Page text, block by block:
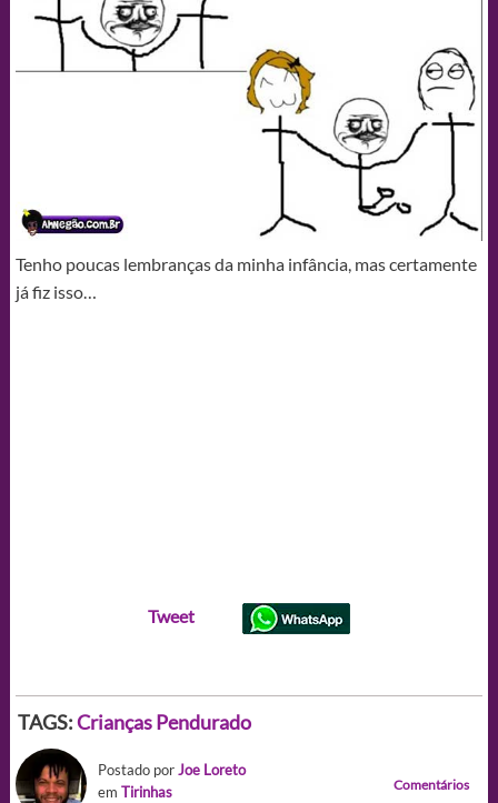
Tenho poucas lembranças da minha infância, mas certamente
já fiz isso…
Tweet
TAGS:CriançasPendurado
Postado porJoe Loreto
em Tirinhas Comentários